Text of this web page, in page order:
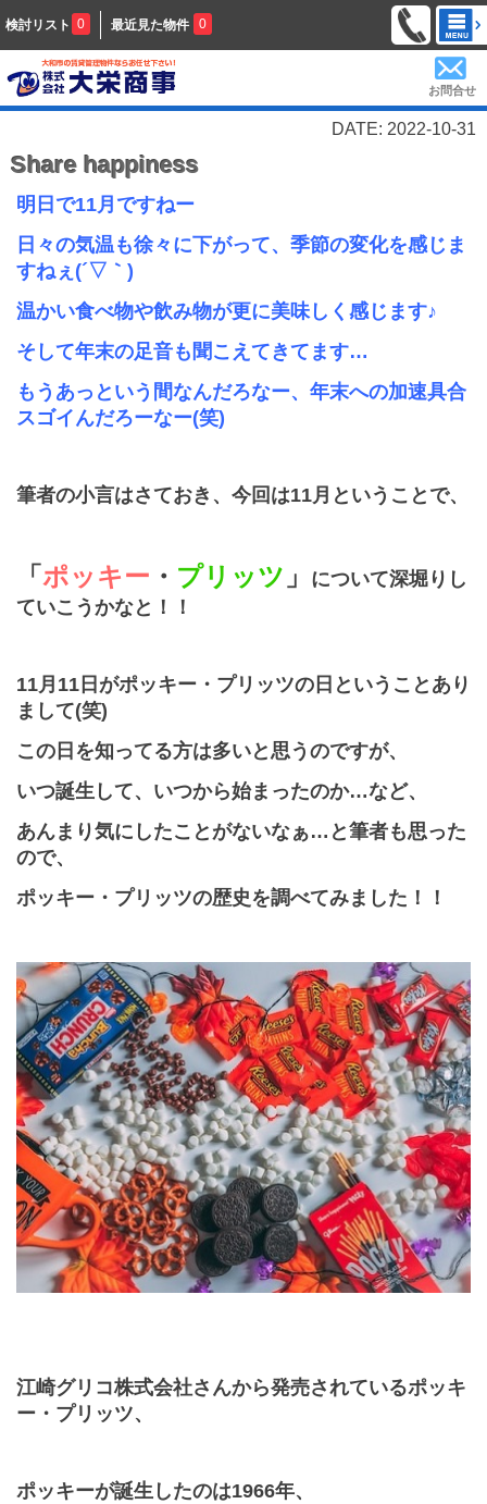
検討リスト 0 最近見た物件 0
お問合せ
DATE: 2022-10-31
Share happiness
明日で11月ですねー
日々の気温も徐々に下がって、季節の変化を感じま
すねぇ (´▽｀ )
温かい食べ物や飲み物が更に美味しく感じます♪
そして年末の足音も聞こえてきてます…
もうあっという間なんだろなー、年末への加速具合
スゴイんだろーなー(笑)
筆者の小言はさておき、 今回は11月ということで、
「ポッキー ・ プリッツ 」
について深堀りし
ていこうかなと！！
11月 11 日がポッキー・プリッツの日ということあり
まして(笑)
この日を知ってる方は多いと思うのですが、
いつ誕生して、いつから始まったのか…など、
あんまり気にしたことがないなぁ…と筆者も思った
ので、
ポッキー・プリッツの歴史を調べてみました！！
江崎グリコ株式会社さんから発売されているポッキ
ー・プリッツ、
ポッキーが誕生したのは1966年、